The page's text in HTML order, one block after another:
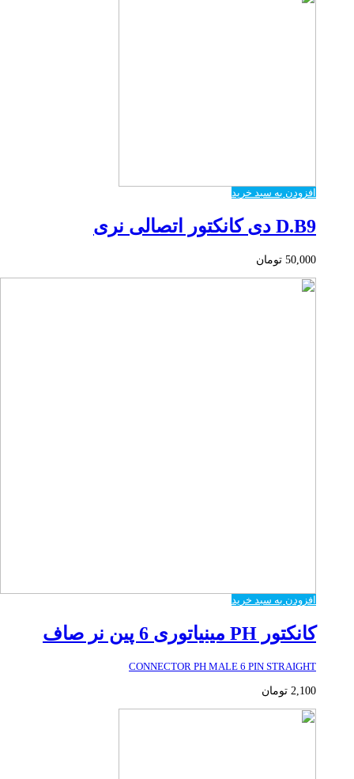
افزودن به سبد خرید
D.B9 دی کانکتور اتصالی نری
50,000 تومان
افزودن به سبد خرید
کانکتور PH مینیاتوری 6 پین نر صاف
CONNECTOR PH MALE 6 PIN STRAIGHT
2,100 تومان